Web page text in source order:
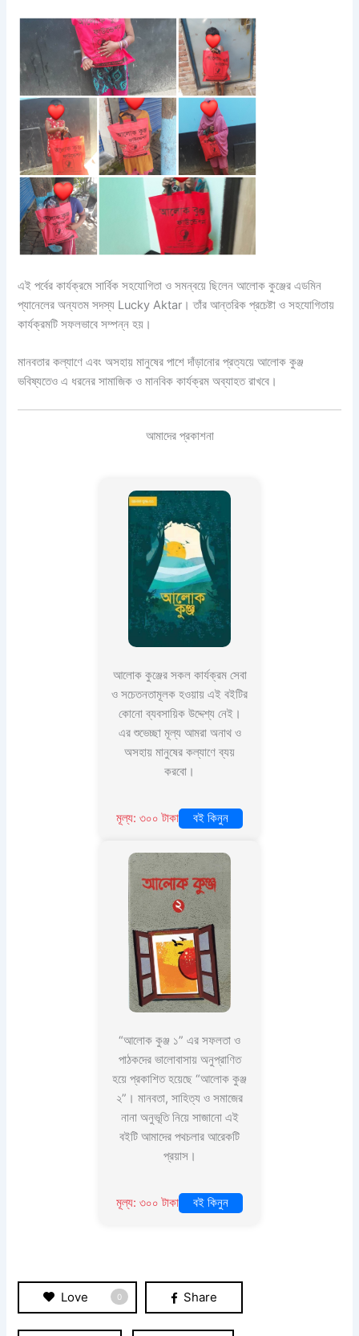
এই পর্বের কার্যক্রমে সার্বিক সহযোগিতা ও সমন্বয়ে ছিলেন আলোক কুঞ্জের এডমিন
প্যানেলের অন্যতম সদস্য Lucky Aktar। তাঁর আন্তরিক প্রচেষ্টা ও সহযোগিতায়
কার্যক্রমটি সফলভাবে সম্পন্ন হয়।
মানবতার কল্যাণে এবং অসহায় মানুষের পাশে দাঁড়ানোর প্রত্যয়ে আলোক কুঞ্জ
ভবিষ্যতেও এ ধরনের সামাজিক ও মানবিক কার্যক্রম অব্যাহত রাখবে।
আমাদের প্রকাশনা
আলোক কুঞ্জের সকল কার্যক্রম সেবা
ও সচেতনতামূলক হওয়ায় এই বইটির
কোনো ব্যবসায়িক উদ্দেশ্য নেই।
এর শুভেচ্ছা মূল্য আমরা অনাথ ও
অসহায় মানুষের কল্যাণে ব্যয়
করবো।
মূল্য: ৩০০ টাকা বই কিনুন
“আলোক কুঞ্জ ১” এর সফলতা ও
পাঠকদের ভালোবাসায় অনুপ্রাণিত
হয়ে প্রকাশিত হয়েছে “আলোক কুঞ্জ
২”। মানবতা, সাহিত্য ও সমাজের
নানা অনুভূতি নিয়ে সাজানো এই
বইটি আমাদের পথচলার আরেকটি
প্রয়াস।
মূল্য: ৩০০ টাকা বই কিনুন
Love 0 Share